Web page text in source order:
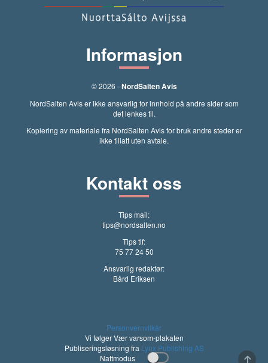
Informasjon
© 2026 -NordSalten Avis
NordSalten Avis er ikke ansvarlig for innhold på andre sider som
det lenkes til.
Kopiering av materiale fra NordSalten Avis for bruk andre steder er
ikke tillatt uten avtale.
Kontakt oss
Tips mail:
tips@nordsalten.no
Tips tlf:
75 77 24 50
Ansvarlig redaktør:
Bård Eriksen
Personvernvilkår
Vi følger Vær varsom-plakaten
Publiseringsløsning fra Lynx Publishing AS
Nattmodus